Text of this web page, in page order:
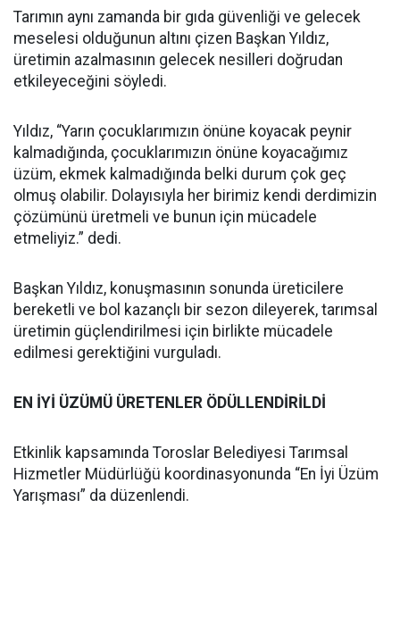
Tarımın aynı zamanda bir gıda güvenliği ve gelecek
meselesi olduğunun altını çizen Başkan Yıldız,
üretimin azalmasının gelecek nesilleri doğrudan
etkileyeceğini söyledi.
Yıldız, “Yarın çocuklarımızın önüne koyacak peynir
kalmadığında, çocuklarımızın önüne koyacağımız
üzüm, ekmek kalmadığında belki durum çok geç
olmuş olabilir. Dolayısıyla her birimiz kendi derdimizin
çözümünü üretmeli ve bunun için mücadele
etmeliyiz.” dedi.
Başkan Yıldız, konuşmasının sonunda üreticilere
bereketli ve bol kazançlı bir sezon dileyerek, tarımsal
üretimin güçlendirilmesi için birlikte mücadele
edilmesi gerektiğini vurguladı.
EN İYİ ÜZÜMÜ ÜRETENLER ÖDÜLLENDİRİLDİ
Etkinlik kapsamında Toroslar Belediyesi Tarımsal
Hizmetler Müdürlüğü koordinasyonunda “En İyi Üzüm
Yarışması” da düzenlendi.